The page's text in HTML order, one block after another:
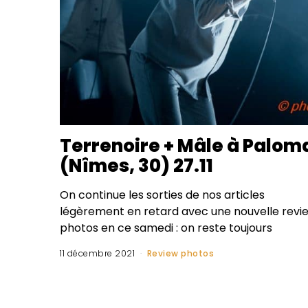
Terrenoire + Mâle à
(Nîmes, 30) 27.11
On continue les sorties de nos articles
légèrement en retard avec une nouvelle
photos en ce samedi : on reste toujours
11 décembre 2021 Review photos